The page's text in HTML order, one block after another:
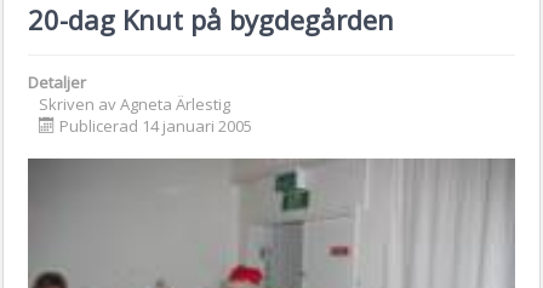
20-dag Knut på bygdegården
Detaljer
Skriven avAgneta Ärlestig
Publicerad 14 januari 2005